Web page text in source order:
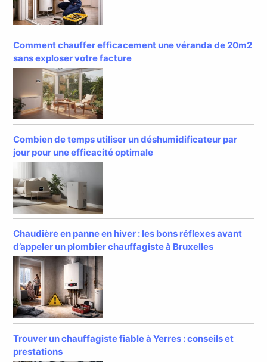
Comment chauffer efficacement une véranda de 20m2
sans exploser votre facture
Combien de temps utiliser un déshumidificateur par
jour pour une efficacité optimale
Chaudière en panne en hiver : les bons réflexes avant
d’appeler un plombier chauffagiste à Bruxelles
Trouver un chauffagiste fiable à Yerres : conseils et
prestations